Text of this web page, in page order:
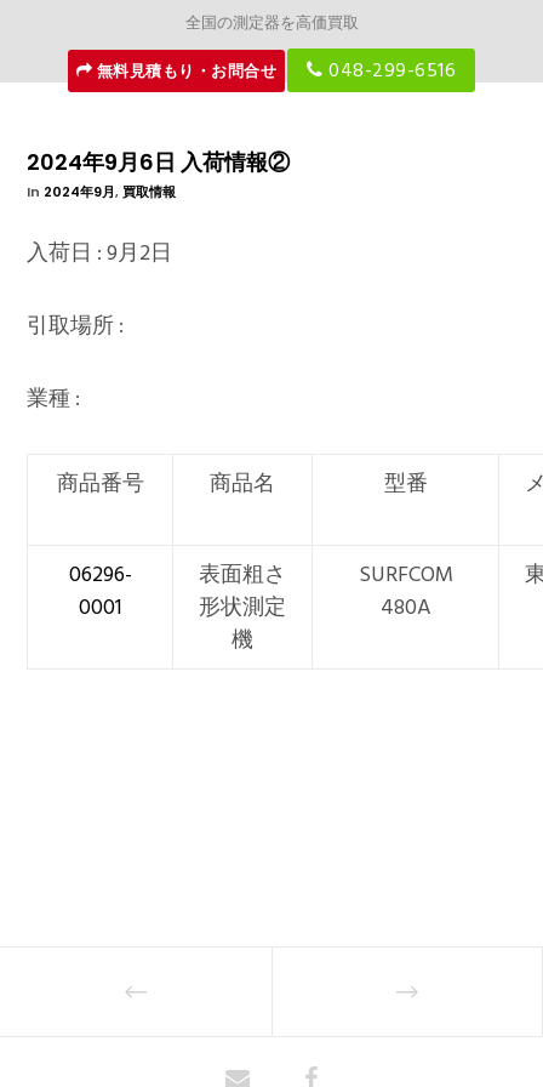
全国の測定器を高価買取
無料見積もり・お問合せ
048-299-6516
2024年9月6日 入荷情報②
In 2024年9月,買取情報
入荷日 : 9月2日
引取場所 :
業種 :
商品番号 商品名 型番
06296-
0001
表面粗さ
形状測定
機
SURFCOM
480A